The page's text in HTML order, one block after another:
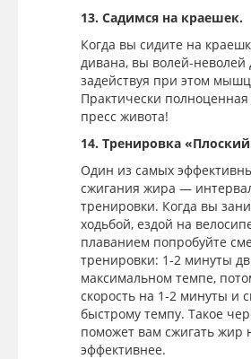
13. Садимся на краешек.
Когда вы сидите на
дивана, вы волей-неволей
задействуя при этом
Практически
пресс живота!
14. Тренировка
Один из самых
сжигания жира —
тренировки. Когда вы
ходьбой, ездой на
плаванием попробуйте
тренировки: 1-2 минуты
максимальном темпе,
скорость на 1-2 минуты и
быстрому темпу. Такое
поможет вам сжигать жир
эффективнее.